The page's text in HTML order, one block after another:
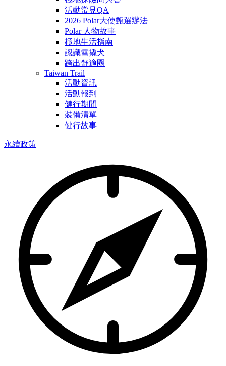
活動常見QA
2026 Polar大使甄選辦法
Polar 人物故事
極地生活指南
認識雪撬犬
跨出舒適圈
Taiwan Trail
活動資訊
活動報到
健行期間
裝備清單
健行故事
永續政策